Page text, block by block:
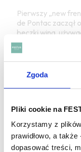
Zgoda
Pliki cookie na
Korzystamy z
prawidłowo, a
dopasować treści,
Pierwszy „new
de Pontac zaczął
beczki wina,
nowych beczek,
gęstsze, miało
te techniki stały
później!
Sprzedawane
na to, że Haut-
butelka tego wina
każde inne wino